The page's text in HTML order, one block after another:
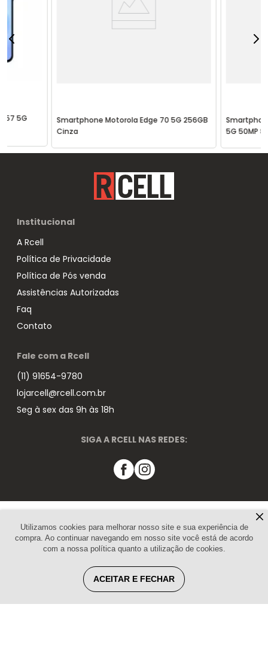
5G
Smartphone Motorola Edge 70 5G 256GB
Cinza
5G 50MP
Utilizamos cookies para melhorar nosso site e sua experiência de
compra. Ao continuar navegando em nosso site você está de acordo
com a nossa política quanto a utilização de cookies.
ACEITAR E FECHAR
Institucional
A Rcell
Política de Privacidade
Política de Pós venda
Assistências Autorizadas
Faq
Contato
Fale com a Rcell
(11) 91654-9780
lojarcell@rcell.com.br
Seg à sex das 9h às 18h
SIGA A RCELL NAS REDES:
Segurança
Revista RCELL- Baixe o app